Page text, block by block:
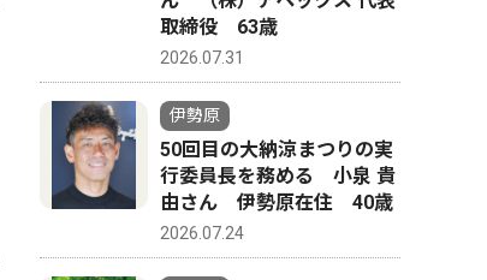
取締役 63歳
2026.07.31
伊勢原
50回目の大納涼まつりの実
行委員長を務める 小泉 貴
由さん 伊勢原在住 40歳
2026.07.24